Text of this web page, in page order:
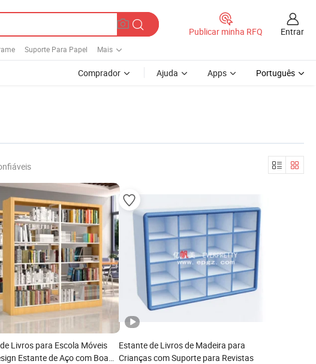
Suporte Para Papel Mais
Publicar minha RFQ Entrar
Comprador Ajuda Apps Português
Livros para Escola Móveis
Estante de Aço com Boa
Estante de Livros de Madeira para
Crianças com Suporte para Revistas